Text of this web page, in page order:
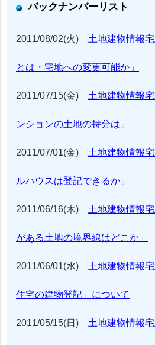
バックナンバーリスト
2011/08/02(火) 土地建物情報
とは・宅地への変更可能か」
2011/07/15(金) 土地建物情報
ンションの土地の持分は」
2011/07/01(金) 土地建物情報
ルハウスは登記できるか」
2011/06/16(木) 土地建物情報
がある土地の境界線はどこか」
2011/06/01(水) 土地建物情報
住宅の建物登記」について
2011/05/15(日) 土地建物情報